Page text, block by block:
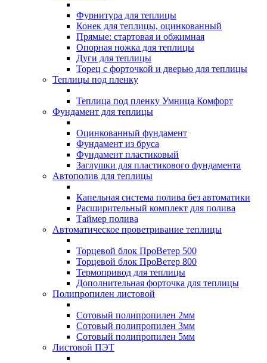
Фурнитура для теплицы
Конек для теплицы, оцинкованный
Прямые: стартовая и обжимная
Опорная ножка для теплицы
Дуги для теплицы
Торец с форточкой и дверью для теплицы
Теплицы под пленку
Теплица под пленку Умница Комфорт
Фундамент для теплицы
Оцинкованный фундамент
Фундамент из бруса
Фундамент пластиковый
Заглушки для пластикового фундамента
Автополив для теплицы
Капельная система полива без автоматики
Расширительный комплект для полива
Таймер полива
Автоматическое проветривание теплицы
Торцевой блок ПроВетер 500
Торцевой блок ПроВетер 800
Термопривод для теплицы
Дополнительная форточка для теплицы
Полипропилен листовой
Сотовый полипропилен 2мм
Сотовый полипропилен 3мм
Сотовый полипропилен 5мм
Листовой ПЭТ